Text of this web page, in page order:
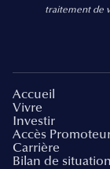
traitement de
Accueil
Vivre
Investir
Accès
Carrière
Bilan de situation